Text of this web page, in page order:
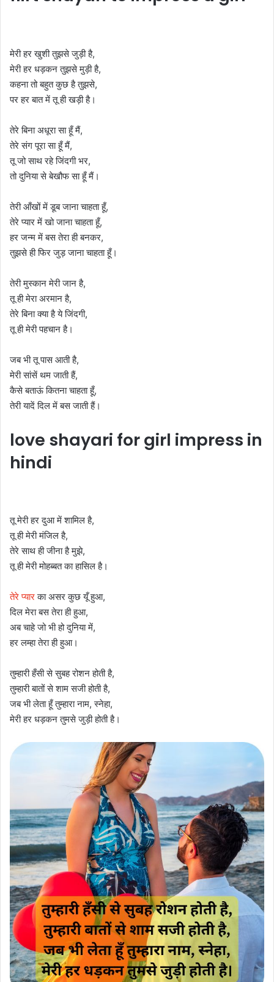
मेरी हर खुशी तुझसे जुड़ी है,
मेरी हर धड़कन तुझसे मुड़ी है,
कहना तो बहुत कुछ है तुझसे,
पर हर बात में तू ही खड़ी है।
तेरे बिना अधूरा सा हूँ मैं,
तेरे संग पूरा सा हूँ मैं,
तू जो साथ रहे जिंदगी भर,
तो दुनिया से बेखौफ सा हूँ मैं।
तेरी आँखों में डूब जाना चाहता हूँ,
तेरे प्यार में खो जाना चाहता हूँ,
हर जन्म में बस तेरा ही बनकर,
तुझसे ही फिर जुड़ जाना चाहता हूँ।
तेरी मुस्कान मेरी जान है,
तू ही मेरा अरमान है,
तेरे बिना क्या है ये जिंदगी,
तू ही मेरी पहचान है।
जब भी तू पास आती है,
मेरी सांसें थम जाती हैं,
कैसे बताऊं कितना चाहता हूँ,
तेरी यादें दिल में बस जाती हैं।
love shayari for girl impress in
hindi
तू मेरी हर दुआ में शामिल है,
तू ही मेरी मंजिल है,
तेरे साथ ही जीना है मुझे,
तू ही मेरी मोहब्बत का हासिल है।
तेरे प्यारका असर कुछ यूँ हुआ,
दिल मेरा बस तेरा ही हुआ,
अब चाहे जो भी हो दुनिया में,
हर लम्हा तेरा ही हुआ।
तुम्हारी हँसी से सुबह रोशन होती है,
तुम्हारी बातों से शाम सजी होती है,
जब भी लेता हूँ तुम्हारा नाम, स्नेहा,
मेरी हर धड़कन तुमसे जुड़ी होती है।